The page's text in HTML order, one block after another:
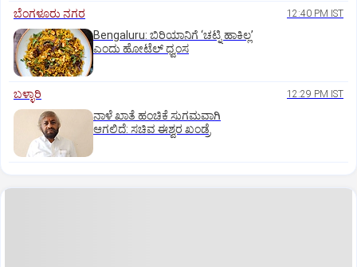
ಬೆಂಗಳೂರು ನಗರ 12:40 PM IST
Bengaluru: ಬಿರಿಯಾನಿಗೆ ‘ಚಟ್ನಿ ಹಾಕಿಲ್ಲ’
ಎಂದು ಹೋಟೆಲ್‌ ಧ್ವಂಸ
ಬಳ್ಳಾರಿ 12:29 PM IST
ನಾಳೆ ಖಾತೆ ಹಂಚಿಕೆ ಸುಗಮವಾಗಿ
ಆಗಲಿದೆ: ಸಚಿವ ಈಶ್ವರ ಖಂಡ್ರೆ